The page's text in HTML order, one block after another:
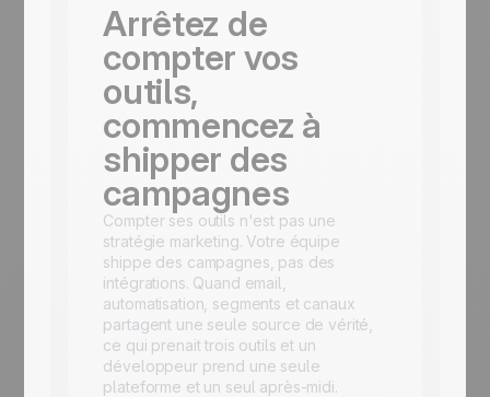
Arrêtez de
compter vos
outils,
commencez à
shipper des
campagnes
Compter ses outils n'est pas une
stratégie marketing. Votre équipe
shippe des campagnes, pas des
intégrations. Quand email,
automatisation, segments et canaux
partagent une seule source de vérité,
ce qui prenait trois outils et un
développeur prend une seule
plateforme et un seul après-midi.